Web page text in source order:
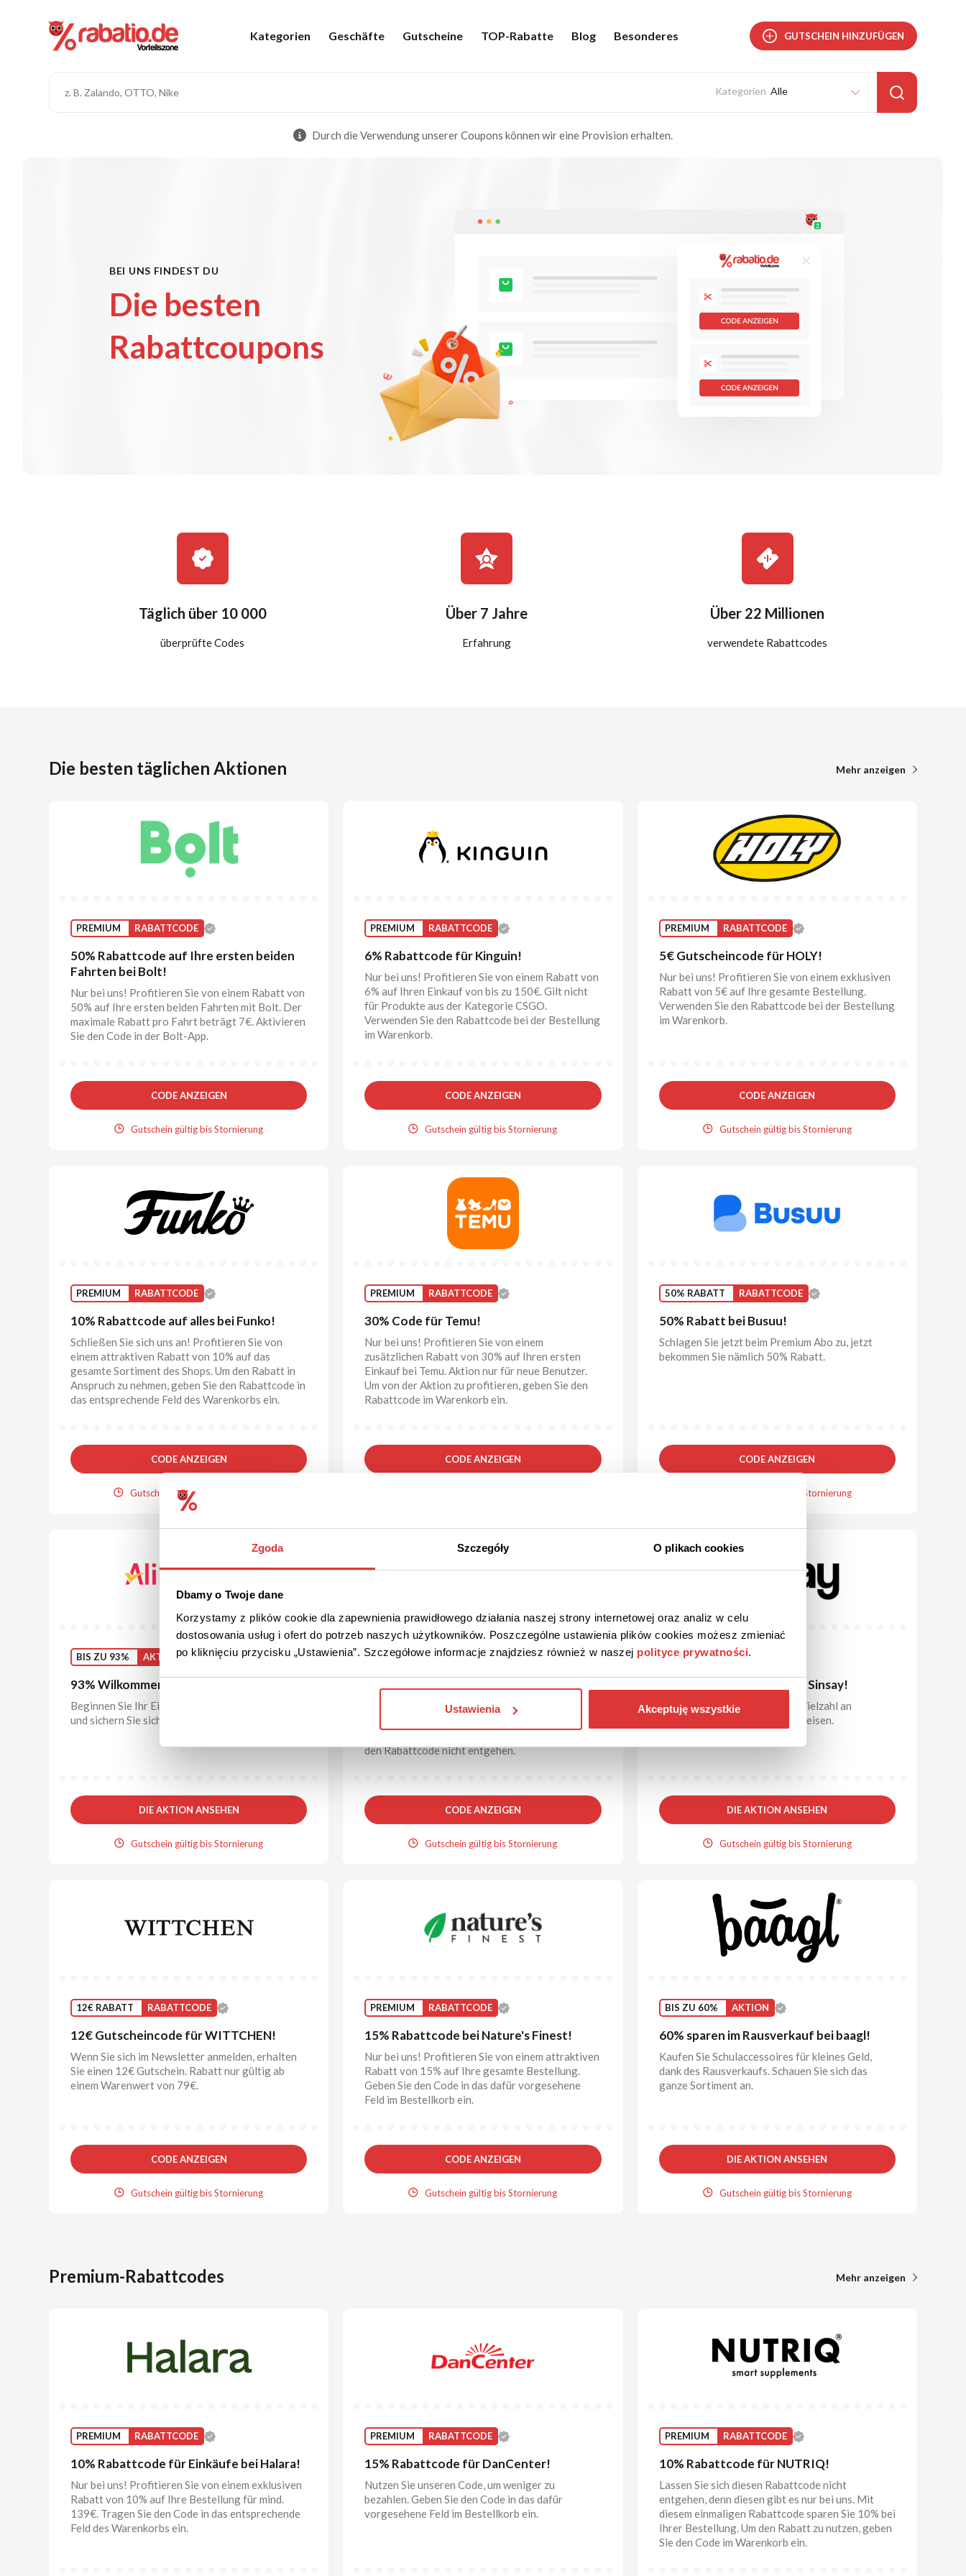
Zgoda Szczegóły O plikach cookies
Dbamy o Twoje dane
Korzystamy z plików cookie dla zapewnienia prawidłowego działania naszej strony internetowej oraz analiz w celu
dostosowania usług i ofert do potrzeb naszych użytkowników. Poszczególne ustawienia plików cookies możesz zmieniać
po kliknięciu przycisku „Ustawienia”. Szczegółowe informacje znajdziesz również w naszej polityce prywatności.
Ustawienia Akceptuję wszystkie
Kategorien Geschäfte Gutscheine TOP-Rabatte Blog Besonderes GUTSCHEIN HINZUFÜGEN
Alle
Durch die Verwendung unserer Coupons können wir eine Provision erhalten.
BEI UNS FINDEST DU
Die besten
Rabattcoupons
Täglich über 10 000
überprüfte Codes
Über 7 Jahre
Erfahrung
Über 22 Millionen
verwendete Rabattcodes
Die besten täglichen Aktionen Mehr anzeigen
PREMIUM RABATTCODE
50% Rabattcode auf Ihre ersten beiden
Fahrten bei Bolt!
Nur bei uns! Profitieren Sie von einem Rabatt von
50% auf Ihre ersten beiden Fahrten mit Bolt. Der
maximale Rabatt pro Fahrt beträgt 7€. Aktivieren
Sie den Code in der Bolt-App.
CODE ANZEIGEN
Gutschein gültig bis Stornierung
PREMIUM RABATTCODE
6% Rabattcode für Kinguin!
Nur bei uns! Profitieren Sie von einem Rabatt von
6% auf Ihren Einkauf von bis zu 150€. Gilt nicht
für Produkte aus der Kategorie CSGO.
Verwenden Sie den Rabattcode bei der Bestellung
im Warenkorb.
CODE ANZEIGEN
Gutschein gültig bis Stornierung
PREMIUM RABATTCODE
5€ Gutscheincode für HOLY!
Nur bei uns! Profitieren Sie von einem exklusiven
Rabatt von 5€ auf Ihre gesamte Bestellung.
Verwenden Sie den Rabattcode bei der Bestellung
im Warenkorb.
CODE ANZEIGEN
Gutschein gültig bis Stornierung
PREMIUM RABATTCODE
10% Rabattcode auf alles bei Funko!
Schließen Sie sich uns an! Profitieren Sie von
einem attraktiven Rabatt von 10% auf das
gesamte Sortiment des Shops. Um den Rabatt in
Anspruch zu nehmen, geben Sie den Rabattcode in
das entsprechende Feld des Warenkorbs ein.
CODE ANZEIGEN
Gutschein gültig bis 31.12.2026
PREMIUM RABATTCODE
30% Code für Temu!
Nur bei uns! Profitieren Sie von einem
zusätzlichen Rabatt von 30% auf Ihren ersten
Einkauf bei Temu. Aktion nur für neue Benutzer.
Um von der Aktion zu profitieren, geben Sie den
Rabattcode im Warenkorb ein.
CODE ANZEIGEN
50% RABATT RABATTCODE
50% Rabatt bei Busuu!
Schlagen Sie jetzt beim Premium Abo zu, jetzt
bekommen Sie nämlich 50% Rabatt.
CODE ANZEIGEN
Gutschein gültig bis Stornierung
BIS ZU 93% AKTION
93% Wilkommensrabatt bei AliExpress!
Beginnen Sie Ihr Einkaufserlebnis mit AliExpress
und sichern Sie sich direkt tolle Rabatte.
DIE AKTION ANSEHEN
Gutschein gültig bis Stornierung
5% RABATT RABATTCODE
den Rabattcode nicht entgehen.
CODE ANZEIGEN
Gutschein gültig bis Stornierung
BIS ZU 50% AKTION
Ausverkauf bis zu 50% bei Sinsay!
Im Ausverkauf finden Sie eine Vielzahl an
Produkten zu sehr niedrigen Preisen.
DIE AKTION ANSEHEN
Gutschein gültig bis Stornierung
12€ RABATT RABATTCODE
12€ Gutscheincode für WITTCHEN!
Wenn Sie sich im Newsletter anmelden, erhalten
Sie einen 12€ Gutschein. Rabatt nur gültig ab
einem Warenwert von 79€.
CODE ANZEIGEN
Gutschein gültig bis Stornierung
PREMIUM RABATTCODE
15% Rabattcode bei Nature's Finest!
Nur bei uns! Profitieren Sie von einem attraktiven
Rabatt von 15% auf Ihre gesamte Bestellung.
Geben Sie den Code in das dafür vorgesehene
Feld im Bestellkorb ein.
CODE ANZEIGEN
Gutschein gültig bis Stornierung
BIS ZU 60% AKTION
60% sparen im Rausverkauf bei baagl!
Kaufen Sie Schulaccessoires für kleines Geld,
dank des Rausverkaufs. Schauen Sie sich das
ganze Sortiment an.
DIE AKTION ANSEHEN
Gutschein gültig bis Stornierung
Premium-Rabattcodes Mehr anzeigen
PREMIUM RABATTCODE
10% Rabattcode für Einkäufe bei Halara!
Nur bei uns! Profitieren Sie von einem exklusiven
Rabatt von 10% auf Ihre Bestellung für mind.
139€. Tragen Sie den Code in das entsprechende
Feld des Warenkorbs ein.
PREMIUM RABATTCODE
15% Rabattcode für DanCenter!
Nutzen Sie unseren Code, um weniger zu
bezahlen. Geben Sie den Code in das dafür
vorgesehene Feld im Bestellkorb ein.
PREMIUM RABATTCODE
10% Rabattcode für NUTRIQ!
Lassen Sie sich diesen Rabattcode nicht
entgehen, denn diesen gibt es nur bei uns. Mit
diesem einmaligen Rabattcode sparen Sie 10% bei
Ihrer Bestellung. Um den Rabatt zu nutzen, geben
Sie den Code im Warenkorb ein.